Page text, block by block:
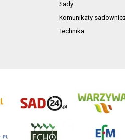
Sady
Komunikaty
Technika